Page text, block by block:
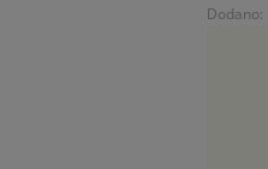
Dodano: